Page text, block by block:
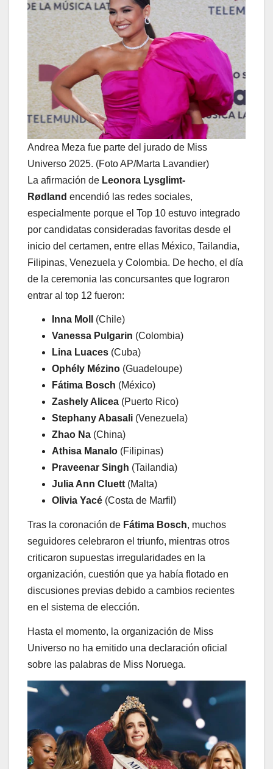
Andrea Meza fue parte del jurado de Miss
Universo 2025. (Foto AP/Marta Lavandier)
La afirmación de Leonora Lysglimt-
Rødland encendió las redes sociales,
especialmente porque el Top 10 estuvo integrado
por candidatas consideradas favoritas desde el
inicio del certamen, entre ellas México, Tailandia,
Filipinas, Venezuela y Colombia. De hecho, el día
de la ceremonia las concursantes que lograron
entrar al top 12 fueron:
Inna Moll
(Chile)
Vanessa Pulgarin (Colombia)
Lina Luaces (Cuba)
Ophély Mézino (Guadeloupe)
Fátima Bosch (México)
Zashely Alicea (Puerto Rico)
Stephany Abasali (Venezuela)
Zhao Na (China)
Athisa Manalo (Filipinas)
Praveenar Singh (Tailandia)
Julia Ann Cluett (Malta)
Olivia Yacé (Costa de Marfil)
Tras la coronación de Fátima Bosch, muchos
seguidores celebraron el triunfo, mientras otros
criticaron supuestas irregularidades en la
organización, cuestión que ya había flotado en
discusiones previas debido a cambios recientes
en el sistema de elección.
Hasta el momento, la organización de Miss
Universo no ha emitido una declaración oficial
sobre las palabras de Miss Noruega.